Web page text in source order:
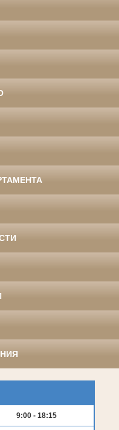
9:00 - 18:15